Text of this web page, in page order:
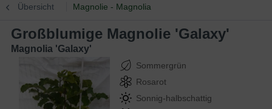
Übersicht Magnolie - Magnolia
Großblumige Magnolie 'Galaxy'
Magnolia 'Galaxy'
Sommergrün
Rosarot
Sonnig-halbschattig